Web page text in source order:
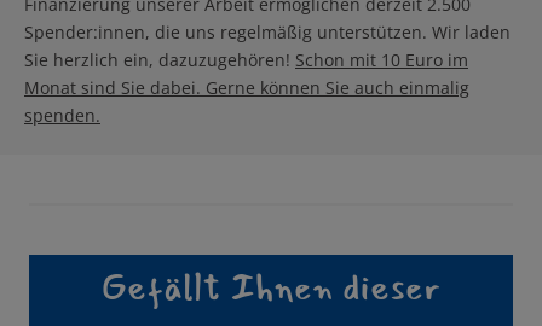
Finanzierung unserer Arbeit ermöglichen derzeit 2.500
Spender:innen, die uns regelmäßig unterstützen. Wir laden
Sie herzlich ein, dazuzugehören! Schon mit 10 Euro im
Monat sind Sie dabei. Gerne können Sie auch einmalig
spenden.
Gefällt Ihnen dieser